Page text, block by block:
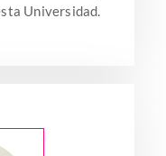
Universidad.